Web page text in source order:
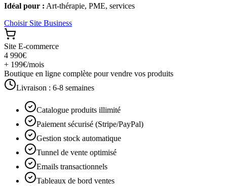
Idéal pour : Art-thérapie, PME, services
Choisir Site Business
Site E-commerce
4 990€
+ 199€/mois
Boutique en ligne complète pour vendre vos produits
Livraison : 6-8 semaines
Catalogue produits illimité
Paiement sécurisé (Stripe/PayPal)
Gestion stock automatique
Tunnel de vente optimisé
Emails transactionnels
Tableaux de bord ventes